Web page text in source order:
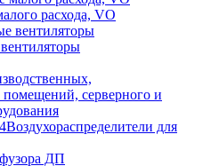
расхода, VO
помещений, серверного и
Воздухораспределители для